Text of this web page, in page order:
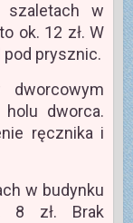
w
ok. 12 zł. W
prysznic.
dworca.
ręcznika i
w budynku
8 zł. Brak